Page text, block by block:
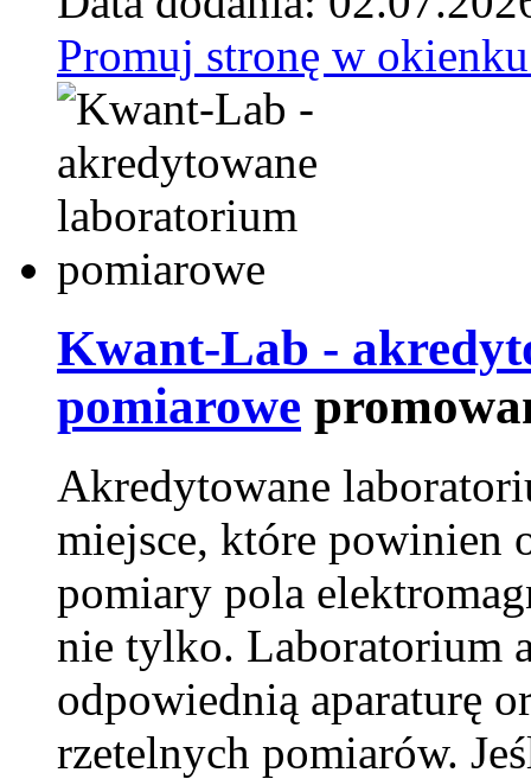
Promuj stronę w
Kwant-Lab -
pomiarowe
Akredytowane
miejsce, które powinien
pomiary pola
nie tylko. Laboratorium
odpowiednią aparaturę
rzetelnych pomiarów.